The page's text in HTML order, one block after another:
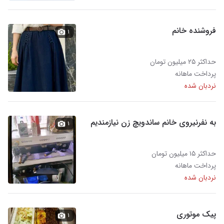
فروشنده خانم
حداکثر ۲۵ میلیون تومان
پرداخت ماهانه
نردبان شده
۱
به نفرنیروی خانم ساندویچ زن نیازمندیم
حداکثر ۱۵ میلیون تومان
پرداخت ماهانه
نردبان شده
۱
پیک موتوری ۱